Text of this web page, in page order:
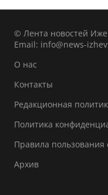
© Лента новостей
Email: info@news-
О нас
Контакты
Редакционная
Политика
Правила пользования
Архив